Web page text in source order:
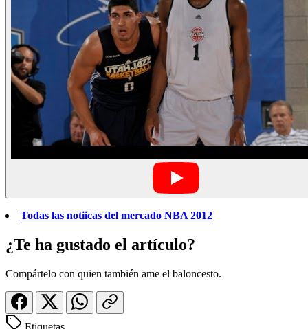
Todas las notiicas del mercado NBA 2012
¿Te ha gustado el artículo?
Compártelo con quien también ame el baloncesto.
Etiquetas